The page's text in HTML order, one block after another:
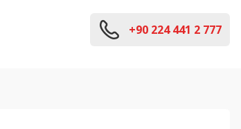
+90 224 441 2 777